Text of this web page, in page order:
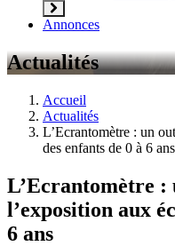
Annonces
Actualités
Accueil
Actualités
L’Ecrantomètre : un
des enfants de 0 à 6 ans
L’Ecrantomètre
l’exposition aux
6 ans